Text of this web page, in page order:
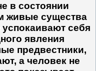
в состоянии
живые существа
себя
явления
предвестники,
а человек не